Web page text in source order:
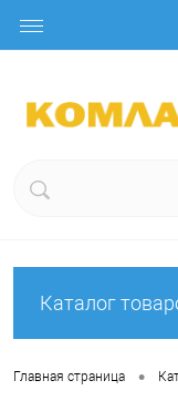
Каталог
Главная страница •